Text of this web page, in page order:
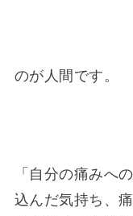
のが人間です。
「自分の痛みへ
込んだ気持ち、